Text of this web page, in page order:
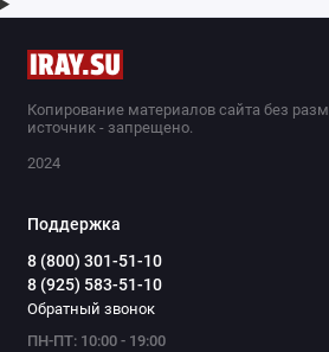
Копирование материалов сайта без
источник - запрещено.
2024
Поддержка
8 (800) 301-51-10
8 (925) 583-51-10
Обратный звонок
ПН-ПТ: 10:00 - 19:00